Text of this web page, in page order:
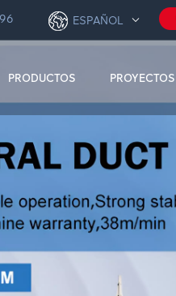
ESPAÑOL
PRODUCTOS PROYECTOS